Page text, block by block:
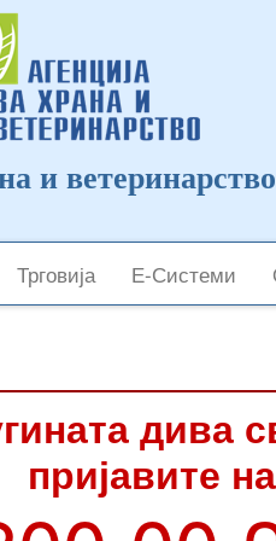
и ветеринарство
Трговија Е-Системи
пријавите на